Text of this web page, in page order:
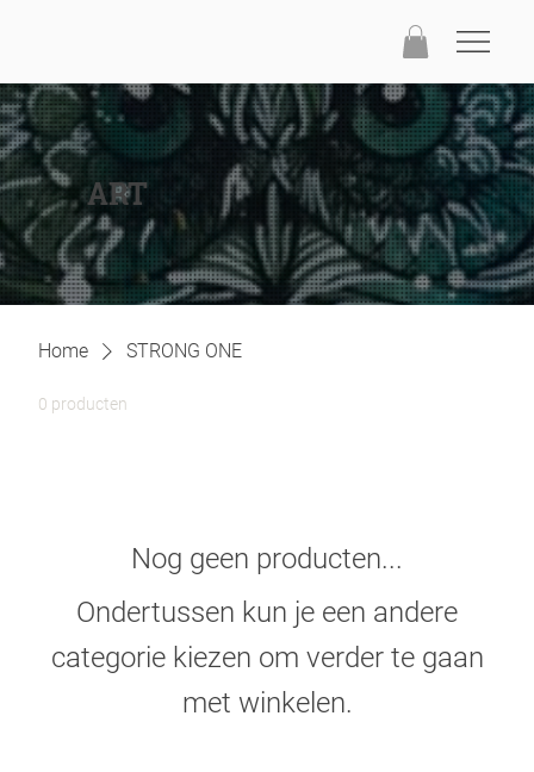
ART
Home STRONG ONE
0 producten
Nog geen producten...
Ondertussen kun je een andere
categorie kiezen om verder te gaan
met winkelen.